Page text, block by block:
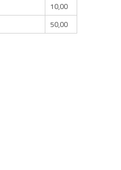
10,00
50,00